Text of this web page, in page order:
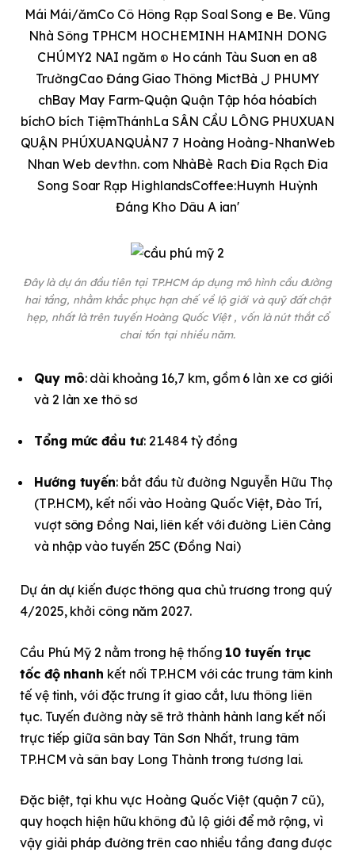
Đây là dự án đầu tiên tại TP.HCM áp dụng mô hình cầu đường
hai tầng, nhằm khắc phục hạn chế về lộ giới và quỹ đất chật
hẹp, nhất là trên tuyến Hoàng Quốc Việt , vốn là nút thắt cổ
chai tồn tại nhiều năm.
Quy mô: dài khoảng 16,7 km, gồm 6 làn xe cơ giới
và 2 làn xe thô sơ
Tổng mức đầu tư: 21.484 tỷ đồng
Hướng tuyến: bắt đầu từ đường Nguyễn Hữu Thọ
(TP.HCM), kết nối vào Hoàng Quốc Việt, Đào Trí,
vượt sông Đồng Nai, liên kết với đường Liên Cảng
và nhập vào tuyến 25C (Đồng Nai)
Dự án dự kiến được thông qua chủ trương trong quý
4/2025, khởi công năm 2027.
Cầu Phú Mỹ 2 nằm trong hệ thống 10 tuyến trục
tốc độ nhanh kết nối TP.HCM với các trung tâm kinh
tế vệ tinh, với đặc trưng ít giao cắt, lưu thông liên
tục. Tuyến đường này sẽ trở thành hành lang kết nối
trực tiếp giữa sân bay Tân Sơn Nhất, trung tâm
TP.HCM và sân bay Long Thành trong tương lai.
Đặc biệt, tại khu vực Hoàng Quốc Việt (quận 7 cũ),
quy hoạch hiện hữu không đủ lộ giới để mở rộng, vì
vậy giải pháp đường trên cao nhiều tầng đang được